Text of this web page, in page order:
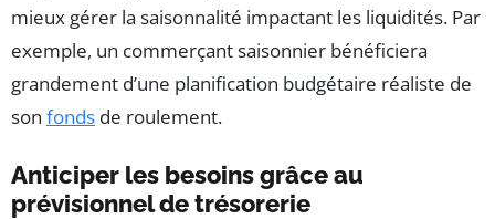
mieux gérer la saisonnalité impactant les liquidités. Par
exemple, un commerçant saisonnier bénéficiera
grandement d’une planification budgétaire réaliste de
son fonds de roulement.
Anticiper les besoins grâce au
prévisionnel de trésorerie